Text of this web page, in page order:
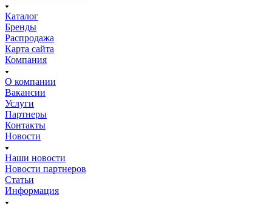
Каталог
Бренды
Распродажа
Карта сайта
Компания
О компании
Вакансии
Услуги
Партнеры
Контакты
Новости
Наши новости
Новости партнеров
Статьи
Информация